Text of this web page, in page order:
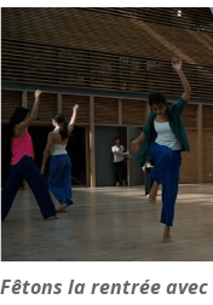
Fêtons la rentrée